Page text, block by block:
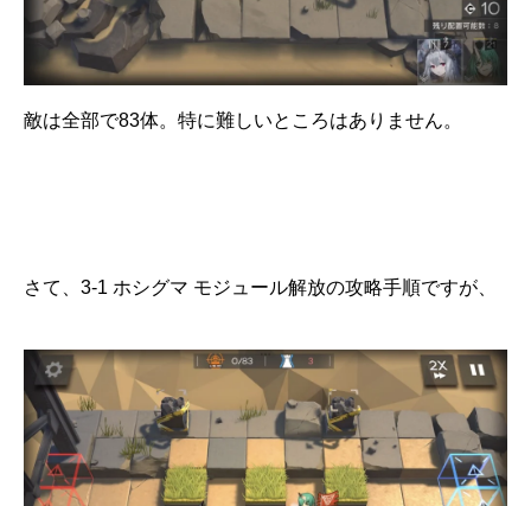
敵は全部で83体。特に難しいところはありません。
さて、3-1 ホシグマ モジュール解放の攻略手順ですが、